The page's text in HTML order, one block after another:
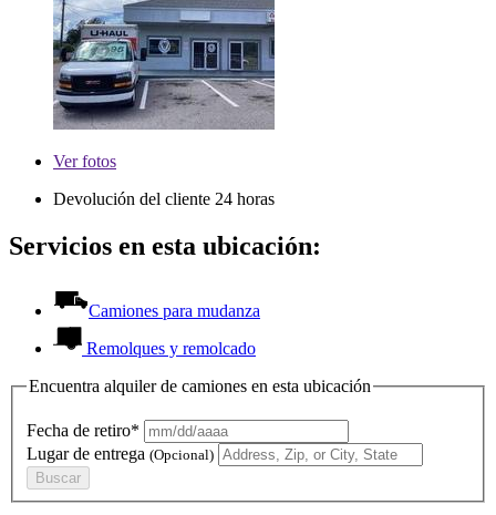
Verfotos
Devolución del cliente 24 horas
Servicios en esta ubicación:
Camiones para mudanza
Remolques y remolcado
Encuentra alquiler de camiones en esta ubicación
Fecha de retiro*
Lugar de entrega (Opcional)
Buscar